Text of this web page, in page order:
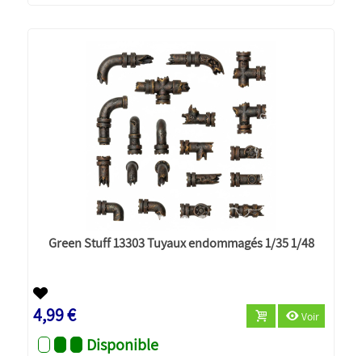
Green Stuff 13303 Tuyaux endommagés 1/35 1/48
4,99 € Voir
Disponible